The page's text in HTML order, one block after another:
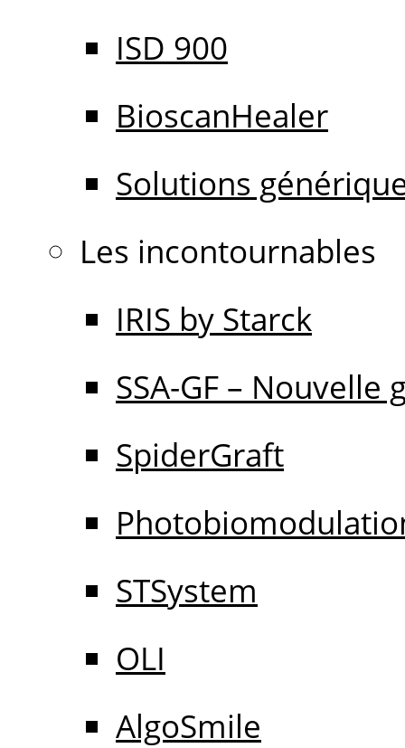
ISD 900
BioscanHealer
Solutions
Les incontournables
IRIS by Starck
SSA-GF – Nouvelle
SpiderGraft
STSystem
OLI
AlgoSmile